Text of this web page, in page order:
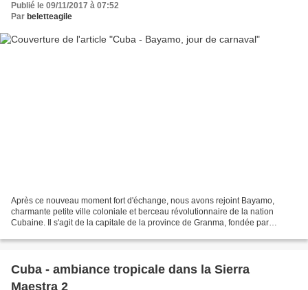
Publié le 09/11/2017 à 07:52
Par beletteagile
Après ce nouveau moment fort d'échange, nous avons rejoint Bayamo,
charmante petite ville coloniale et berceau révolutionnaire de la nation
Cubaine. Il s'agit de la capitale de la province de Granma, fondée par
Cuba - ambiance tropicale dans la Sierra
Maestra 2